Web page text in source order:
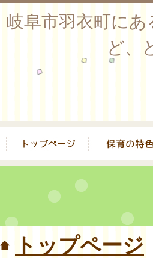
岐阜市羽衣町に
ど、
トップページ